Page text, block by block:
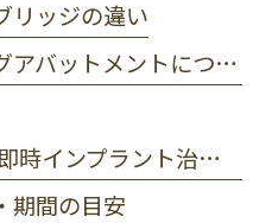
リッジの違い
インプラントのヒーリングアバットメントについて
意外と知らない！？ 抜歯即時インプラント治療のメリット・デメリット
期間の目安